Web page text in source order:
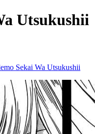
Utsukushii
Sekai Wa Utsukushii